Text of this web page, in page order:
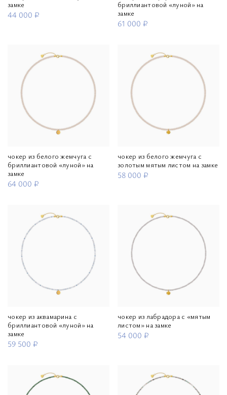
замке
44 000 ₽
бриллиантовой «луной» на
замке
61 000 ₽
чокер из белого жемчуга с
бриллиантовой «луной» на
замке
64 000 ₽
чокер из белого жемчуга с
золотым мятым листом на замке
58 000 ₽
чокер из аквамарина с
бриллиантовой «луной» на
замке
59 500 ₽
чокер из лабрадора с «мятым
листом» на замке
54 000 ₽